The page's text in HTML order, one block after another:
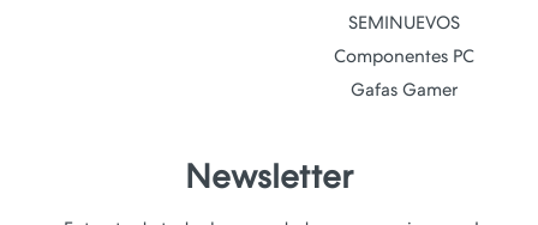
SEMINUEVOS
Componentes PC
Gafas Gamer
Newsletter